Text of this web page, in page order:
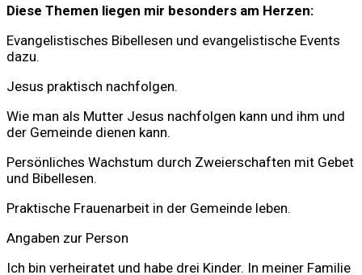
Diese Themen liegen mir besonders am Herzen:
Evangelistisches Bibellesen und evangelistische Events
dazu.
Jesus praktisch nachfolgen.
Wie man als Mutter Jesus nachfolgen kann und ihm und
der Gemeinde dienen kann.
Persönliches Wachstum durch Zweierschaften mit Gebet
und Bibellesen.
Praktische Frauenarbeit in der Gemeinde leben.
Angaben zur Person
Ich bin verheiratet und habe drei Kinder. In meiner Familie